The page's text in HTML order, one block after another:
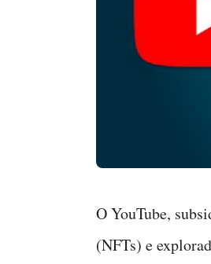
O YouTube,
(NFTs) e